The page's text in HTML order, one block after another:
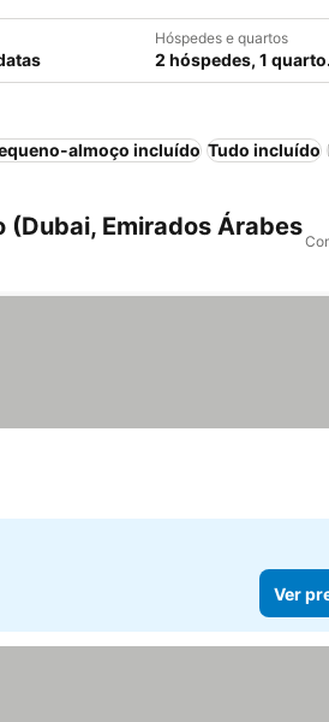
Hóspedes e quartos
2 hóspedes, 1 quarto.
almoço incluído Tudo incluído
(Dubai, Emirados Árabes
Ver